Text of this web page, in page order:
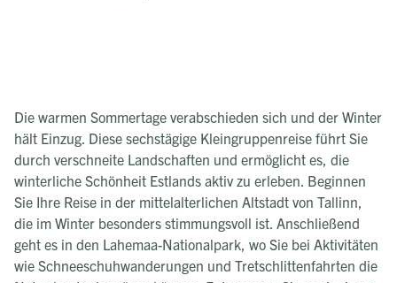
Die warmen Sommertage verabschieden sich und der Winter
hält Einzug. Diese sechstägige Kleingruppenreise führt Sie
durch verschneite Landschaften und ermöglicht es, die
winterliche Schönheit Estlands aktiv zu erleben. Beginnen
Sie Ihre Reise in der mittelalterlichen Altstadt von Tallinn,
die im Winter besonders stimmungsvoll ist. Anschließend
geht es in den Lahemaa-Nationalpark, wo Sie bei Aktivitäten
wie Schneeschuhwanderungen und Tretschlittenfahrten die